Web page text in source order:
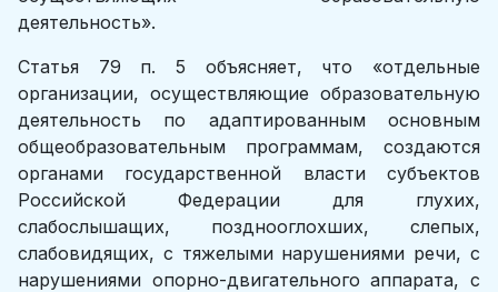
деятельность».
Статья 79 п. 5 объясняет, что «отдельные
организации, осущест­вляющие образовательную
деятельность по адаптированным основным
общеобразовательным программам, создаются
органами государственной власти субъектов
Российской Федерации для глухих,
слабослышащих, позднооглохших, слепых,
слабовидящих, с тяжелыми нарушениями речи, с
нарушениями опорно-двигательного аппарата, с